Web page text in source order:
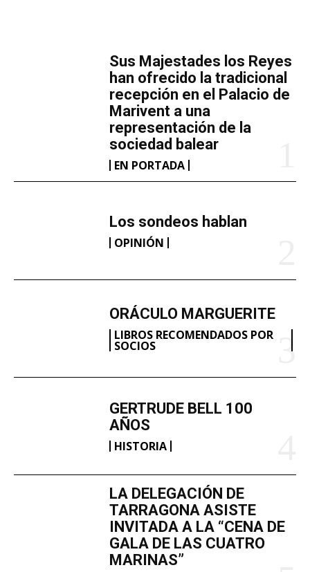
​Sus Majestades los Reyes
han ofrecido la tradicional
recepción en el Palacio de
Marivent​ a una
representación de la
sociedad balear
EN PORTADA
Los sondeos hablan
OPINIÓN
ORÁCULO MARGUERITE
LIBROS RECOMENDADOS POR
SOCIOS
GERTRUDE BELL 100
AÑOS
HISTORIA
LA DELEGACIÓN DE
TARRAGONA ASISTE
INVITADA A LA “CENA DE
GALA DE LAS CUATRO
MARINAS”